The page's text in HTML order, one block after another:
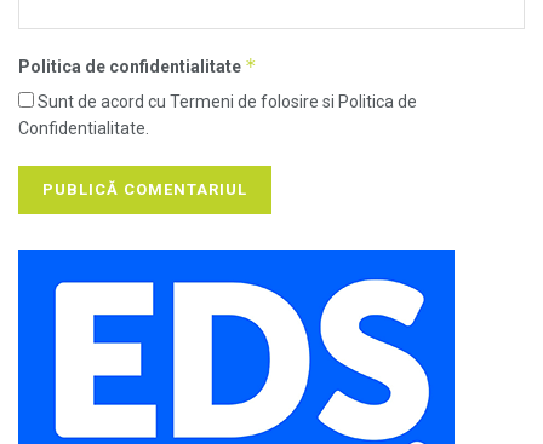
Politica de confidentialitate *
Sunt de acord cu Termeni de folosire si Politica de
Confidentialitate.